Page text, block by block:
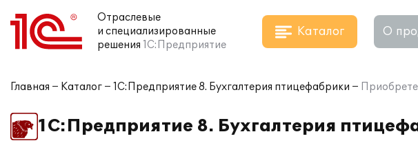
Отраслевые
и специализированные
решения 1С:Предприятие
Каталог О
Главная Каталог 1С:Предприятие 8. Бухгалтерия птицефабрики
1С:Предприятие 8. Бухгалтерия